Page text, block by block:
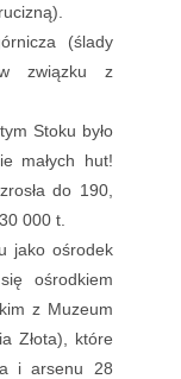
(ślady
związku z
Stoku było
małych hut!
do 190,
000 t.
jako ośrodek
ośrodkiem
z Muzeum
Złota), które
i arsenu 28